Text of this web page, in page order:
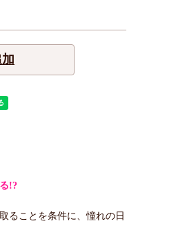
!?
ることを条件に、憧れの日